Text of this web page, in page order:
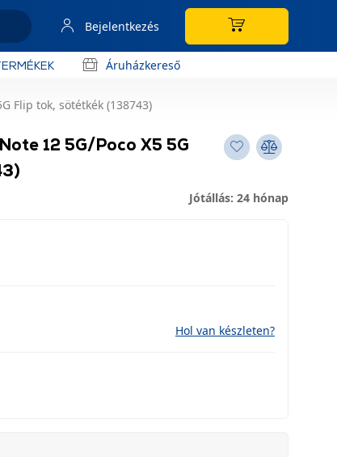
Bejelentkezés
Áruházkereső
Flip tok, sötétkék (138743)
12 5G/Poco X5 5G
Jótállás: 24 hónap
Hol van készleten?